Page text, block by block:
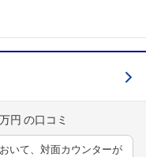
円
いて、対面カウンターが